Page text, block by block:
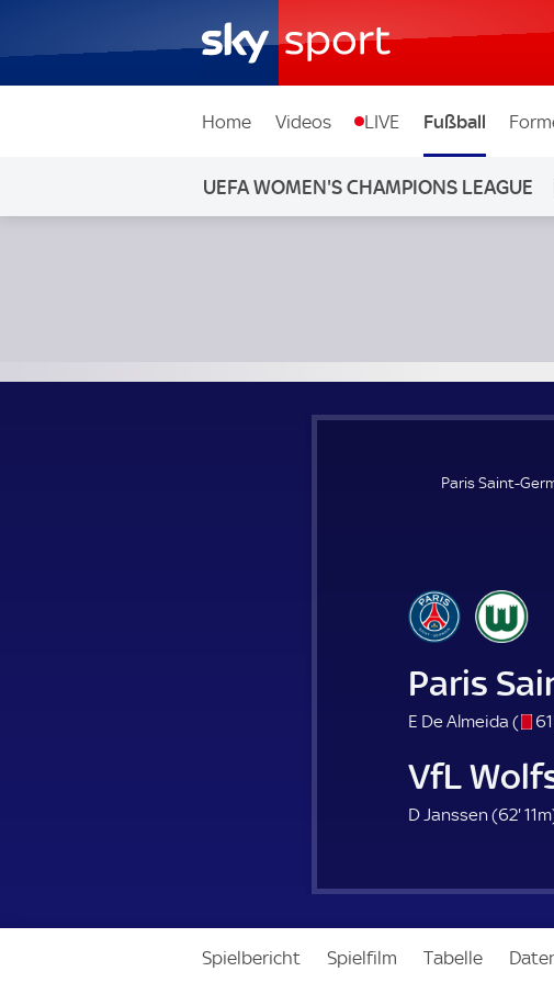
Home Videos LIVE Fußball
UEFA WOMEN'S CHAMPIONS LEAGUE
Paris Saint-
Paris
E De Almeida ( s
o
VfL
D Janssen (62'6
m
n
u
Spielbericht Spielfilm Tabelle